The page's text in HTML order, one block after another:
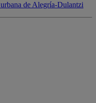
de Alegría-Dulantzi